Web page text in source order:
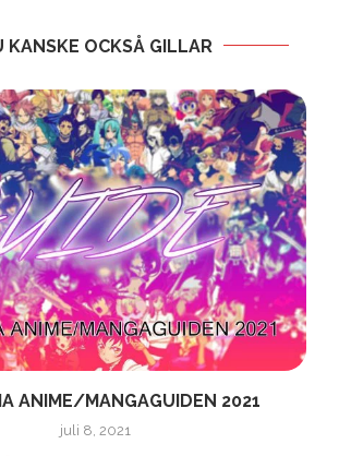
KANSKE OCKSÅ GILLAR
ANIME/MANGAGUIDEN 2021
juli 8, 2021